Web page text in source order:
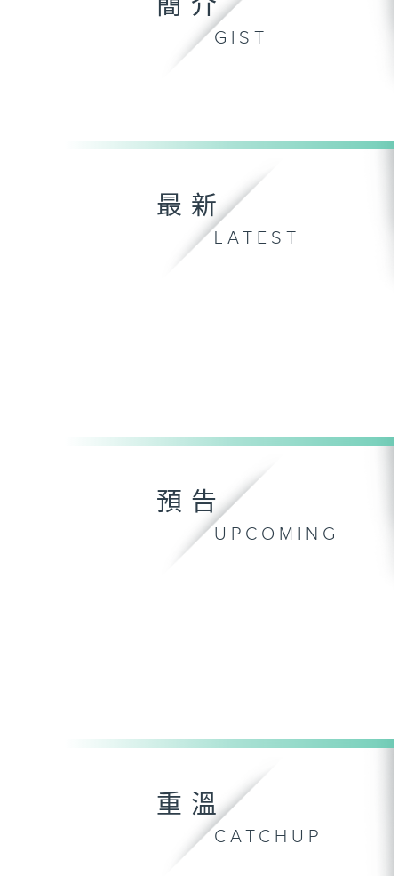
簡介
GIST
最新
LATEST
預告
UPCOMING
重溫
CATCHUP